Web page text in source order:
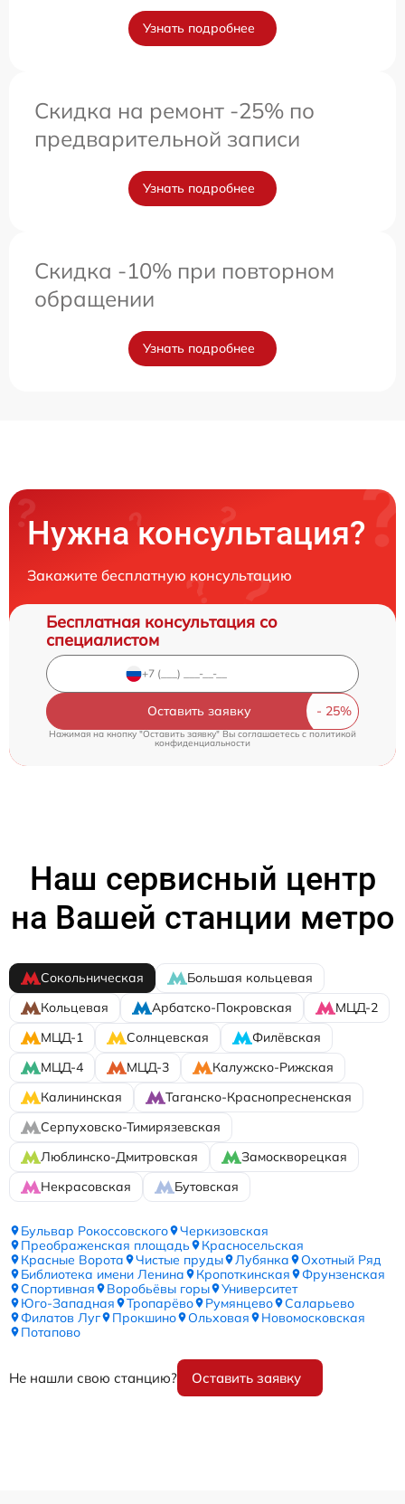
Узнать подробнее
Скидка на ремонт -25% по
предварительной записи
Узнать подробнее
Скидка -10% при повторном
обращении
Узнать подробнее
Нужна консультация?
Закажите бесплатную консультацию
Бесплатная консультация со
специалистом
Оставить заявку
Нажимая на кнопку "Оставить заявку" Вы соглашаетесь cполитикой
конфиденциальности
Наш сервисный центр
на Вашей станции метро
Сокольническая
Большая кольцевая
Кольцевая
Арбатско-Покровская
МЦД-2
МЦД-1
Солнцевская
Филёвская
МЦД-4
МЦД-3
Калужско-Рижская
Калининская
Таганско-Краснопресненская
Серпуховско-Тимирязевская
Люблинско-Дмитровская
Замоскворецкая
Некрасовская
Бутовская
Бульвар Рокоссовского
Черкизовская
Преображенская площадь
Красносельская
Красные Ворота
Чистые пруды Лубянка
Охотный Ряд
Библиотека имени Ленина
Кропоткинская
Фрунзенская
Спортивная
Воробьёвы горы
Университет
Юго-Западная
Тропарёво Румянцево
Саларьево
Филатов Луг
Прокшино Ольховая
Новомосковская
Потапово
Не нашли свою станцию? Оставить заявку